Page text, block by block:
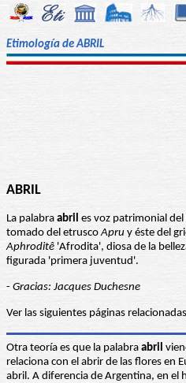
Etimología de ABRIL
ABRIL
La palabra abril es voz patrimonial del
tomado del etruscoApru y éste del
Aphroditê 'Afrodita', diosa de la
figurada 'primera juventud'.
- Gracias: Jacques Duchesne
Ver las siguientes páginas
Otra teoría es que la palabra abril
relaciona con el abrir de las flores en
abril. A diferencia de Argentina, en el